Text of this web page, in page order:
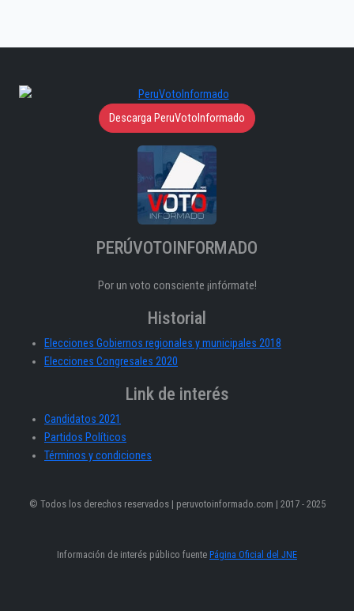
Descarga PeruVotoInformado
PERÚVOTOINFORMADO
Por un voto consciente ¡infórmate!
Historial
Elecciones Gobiernos regionales y municipales 2018
Elecciones Congresales 2020
Link de interés
Candidatos 2021
Partidos Políticos
Términos y condiciones
© Todos los derechos reservados | peruvotoinformado.com | 2017 - 2025
Información de interés público fuente Página Oficial del JNE